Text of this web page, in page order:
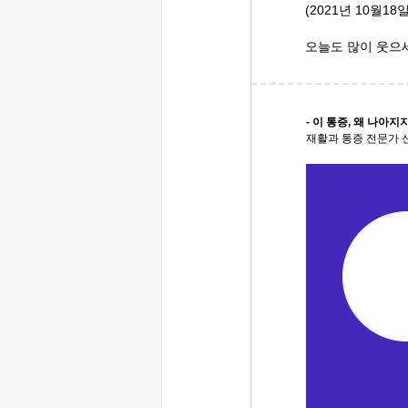
(2021년 10월18
오늘도 많이 웃으
- 이 통증, 왜 나아지
재활과 통증 전문가